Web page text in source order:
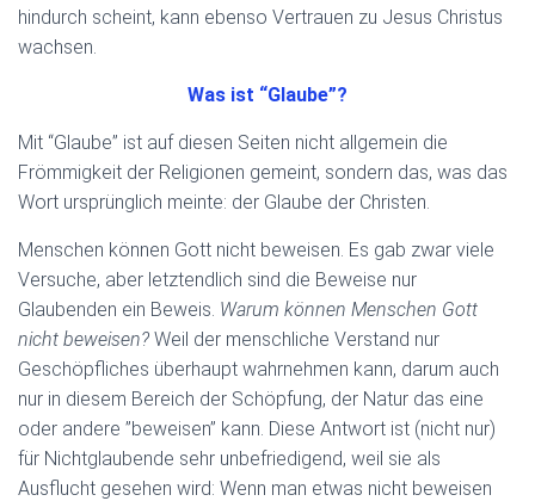
hindurch scheint, kann ebenso Vertrauen zu Jesus Christus
wachsen.
Was ist “Glaube”?
Mit “Glaube” ist auf diesen Seiten nicht allgemein die
Frömmigkeit der Religionen gemeint, sondern das, was das
Wort ursprünglich meinte: der Glaube der Christen.
Menschen können Gott nicht beweisen. Es gab zwar viele
Versuche, aber letztendlich sind die Beweise nur
Glaubenden ein Beweis. Warum können Menschen Gott
nicht beweisen? Weil der menschliche Verstand nur
Geschöpfliches überhaupt wahrnehmen kann, darum auch
nur in diesem Bereich der Schöpfung, der Natur das eine
oder andere ”beweisen” kann. Diese Antwort ist (nicht nur)
für Nichtglaubende sehr unbefriedigend, weil sie als
Ausflucht gesehen wird: Wenn man etwas nicht beweisen